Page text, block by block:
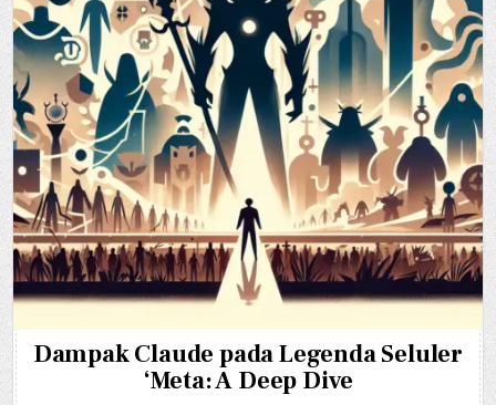
Dampak Claude pada Legenda Seluler
‘Meta: A Deep Dive